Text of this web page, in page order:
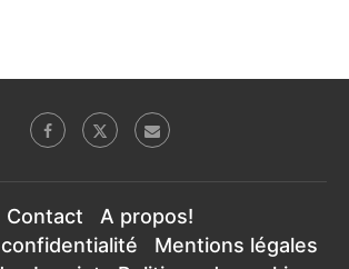
Contact
A propos!
Mentions légales